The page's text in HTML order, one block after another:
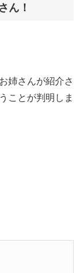
ん！
姉さんが紹介さ
ことが判明しま